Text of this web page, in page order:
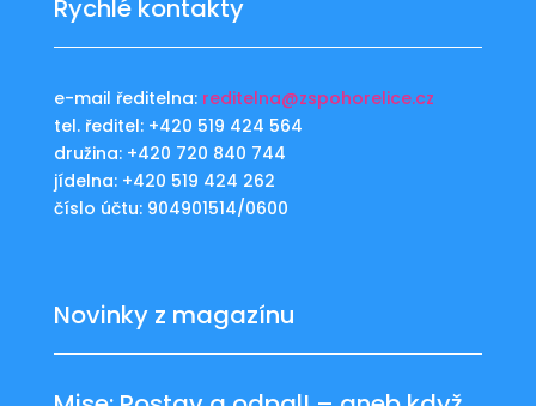
Rychlé kontakty
e-mail ředitelna: reditelna@zspohorelice.cz
tel. ředitel: +420 519 424 564
družina: +420 720 840 744
jídelna: +420 519 424 262
číslo účtu: 904901514/0600
Novinky z magazínu